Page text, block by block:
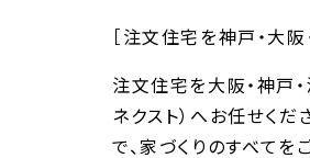
［注文住宅を神戸・大
注文住宅を大阪・神戸
ネクスト）へお任せくだ
で、家づくりのすべてを